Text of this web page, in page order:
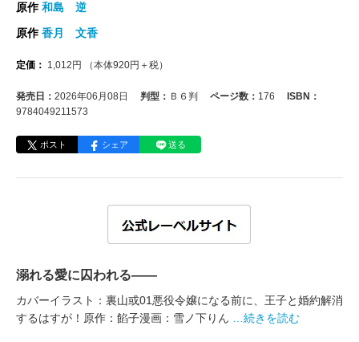
原作和島 逆
原作香月 文香
定価： 1,012 円 （本体920円＋税）
発売日： 2026年06月08日 判型： Ｂ６判 ページ数： 176
ISBN：
9784049211573
ポスト シェア 送る
溺れる愛に囚われる――
カバーイラスト：裏山或01悪役令嬢になる前に、王子と婚約解消
するはすが！原作：餡子漫画：雪ノ下りん
…続きを読む